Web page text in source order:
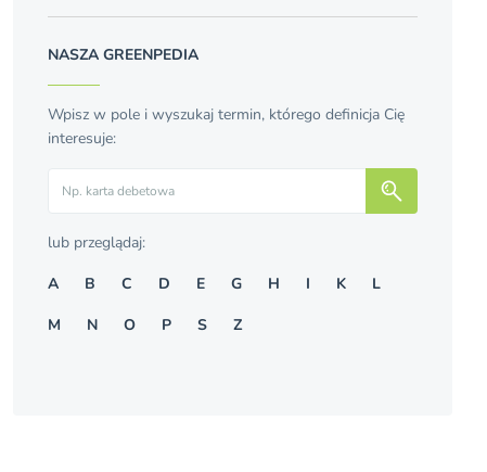
NASZA GREENPEDIA
Wpisz w pole i wyszukaj termin, którego definicja Cię
interesuje:
lub przeglądaj:
A
B C D E G H I K
L
M
N O P S Z